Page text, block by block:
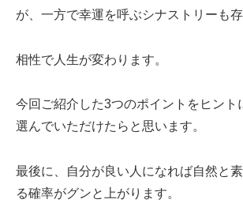
が、一方で幸運を呼ぶシナストリーも存
相性で人生が変わります。
今回ご紹介した3つのポイントをヒント
選んでいただけたらと思います。
最後に、自分が良い人になれば自然と
る確率がグンと上がります。